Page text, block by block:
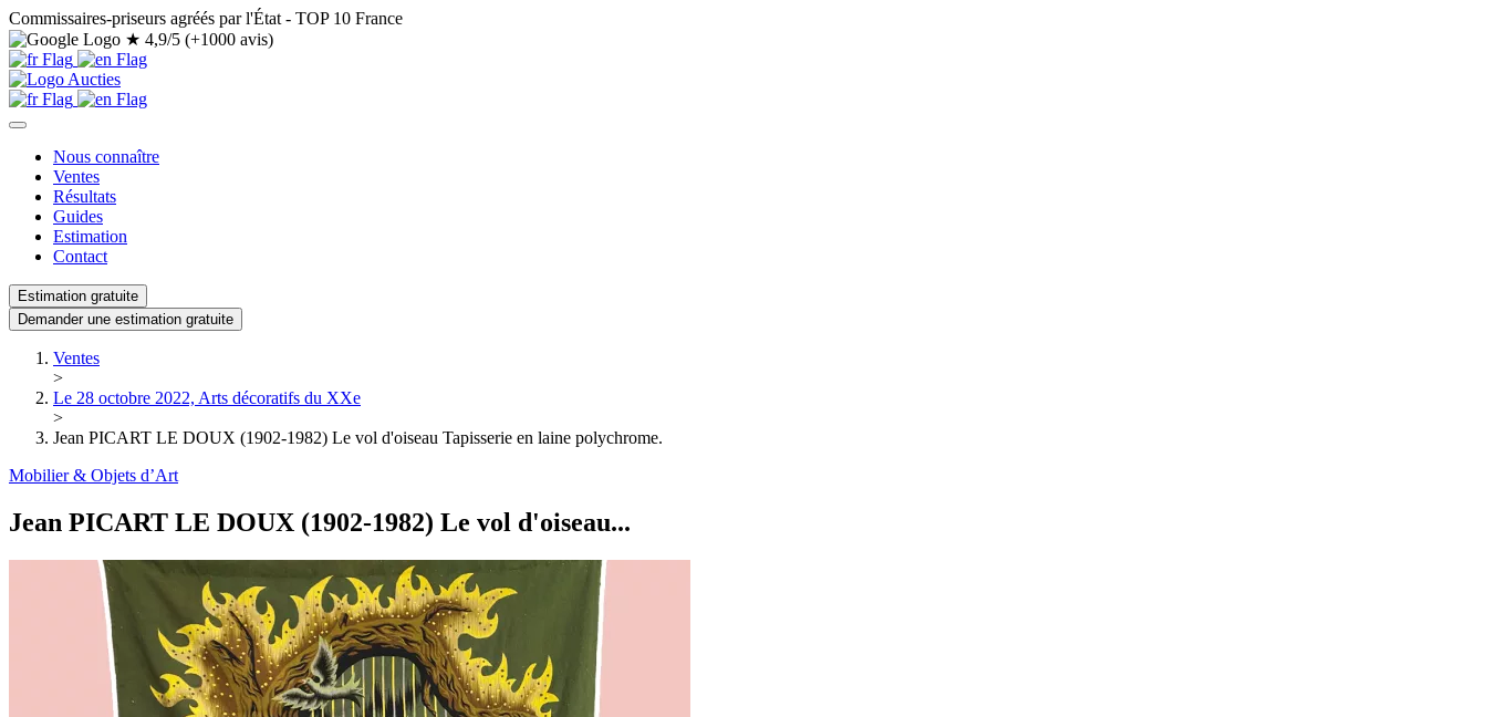
Commissaires-priseurs agréés par l'État - TOP 10 France
★ 4,9/5 (+1000 avis)
Nous connaître
Ventes
Résultats
Guides
Estimation
Contact
Estimation gratuite
Demander une estimation gratuite
Ventes
>
Le 28 octobre 2022, Arts décoratifs du XXe
>
Jean PICART LE DOUX (1902-1982) Le vol d'oiseau Tapisserie en laine polychrome.
Mobilier & Objets d’Art
Jean PICART LE DOUX (1902-1982) Le vol d'oiseau...